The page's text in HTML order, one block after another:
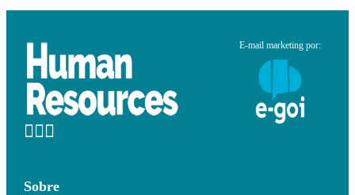
E-mail marketing por:
Sobre